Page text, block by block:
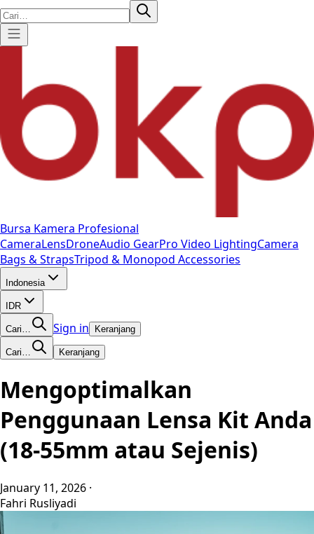
Bursa Kamera Profesional
CameraLensDroneAudio GearPro Video LightingCamera
Bags & StrapsTripod & Monopod Accessories
Indonesia
IDR
Cari… Sign in Keranjang
Cari… Keranjang
Mengoptimalkan
Penggunaan Lensa Kit Anda
(18-55mm atau Sejenis)
January 11, 2026 ·
Fahri Rusliyadi